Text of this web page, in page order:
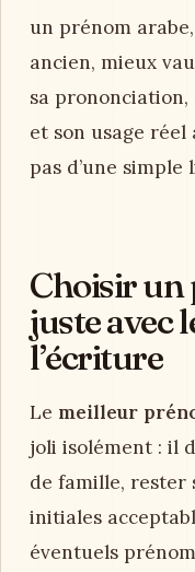
un prénom
ancien, mieux
sa
et son usage réel
pas d’une simple
Choisir un
juste avec
l’écriture
Le meilleur
joli isolément : il
de famille, rester
initiales
éventuels